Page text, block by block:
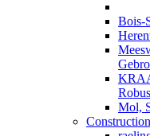
Bois-
Mol,